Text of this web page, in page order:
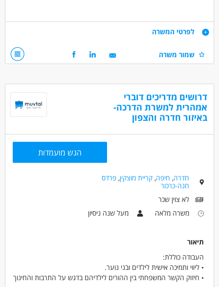
מהמגוון האוטיסטי אן עם לקויות למידה מורכבות.
-צבירת ניסיון בריכוז והנחיה של קבוצות רכבת.
-למידה והתנסות דרך גישות חדשניות לעבודה עם א.נשים מהמגוון
- הדרכה פרטנית, קבוצתית והכשרה ייעודית לאורך השנה.
דרישות
-בעל.ת תואר ראשון או שני מתחומי הטיפול או החינוך.
- פניות באופן קבוע בימי שלישי בשעות הבוקר-צהרים ואחר צהריים
נוסף.
דרושים בתחום
מדעי החברה - עבודה סוציאלית ורווחה
משרה חלקית
לפרטי המשרה
שמור משרה
דרושים מדריכים דוברי
אמהרית למשרת הדרכה-
באיזור חדרה והצפון
הגש מועמדות
חדרה, חיפה,קריית מוצקין,פרדס
חנה-כרכור
לא צוין שכר
משרה מלאה
מעל שנה ניסיון
תיאור
העבודה כוללת:
• ליווי ותמיכה אישית לילדים ובני נוער.
• חיזוק הקשר המשפחתי בין ההורים לילדיהם בדגש על התרבות והחינוך